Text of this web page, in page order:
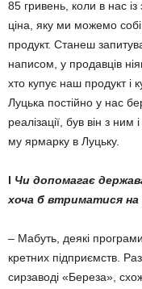
85 гривень, коли в нас
ціна, яку ми можемо
про­дукт. Станеш
написом, у продавців
хто купує наш продукт і
Лу­цька постійно у нас
реалі­зації, був він з
му ярмарку в Луцьку.
l Чи допомагає
хоча б втриматися на
– Мабуть, деякі
кретних підприємств.
сирзаводі «Береза»,